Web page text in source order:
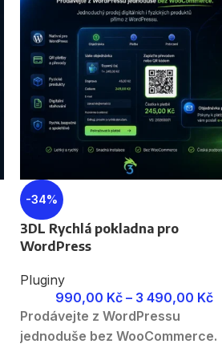
-34%
3DL Rychlá pokladna pro
WordPress
Pluginy
990,00 Kč – 3 490,00 Kč
Prodávejte z WordPressu
jednoduše bez WooCommerce.